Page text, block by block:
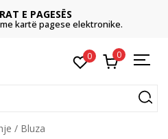
E PAGESËS
kartë pagese elektronike.
0 0
Bluza